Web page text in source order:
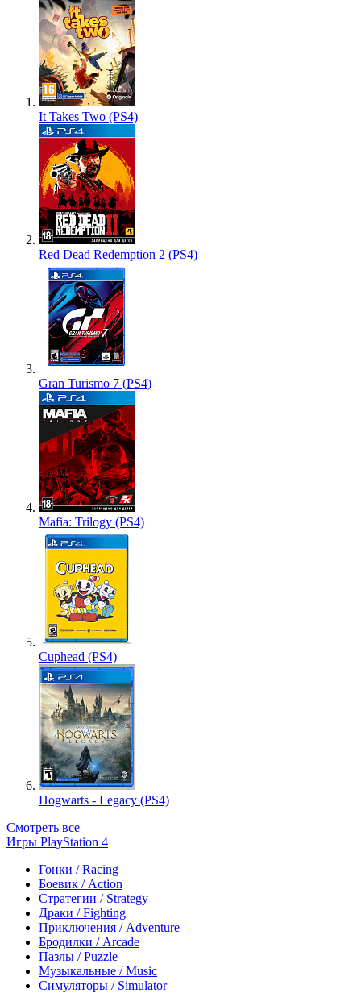
It Takes Two (PS4)
Red Dead Redemption 2 (PS4)
Gran Turismo 7 (PS4)
Mafia: Trilogy (PS4)
Cuphead (PS4)
Hogwarts - Legacy (PS4)
Смотреть все
Игры PlayStation 4
Гонки / Racing
Боевик / Action
Стратегии / Strategy
Драки / Fighting
Приключения / Adventure
Бродилки / Arcade
Пазлы / Puzzle
Музыкальные / Music
Симуляторы / Simulator